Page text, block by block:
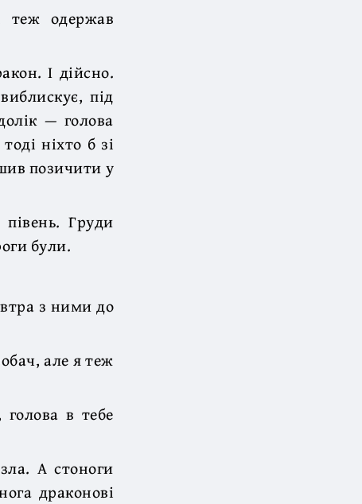
теж одержав
І дійсно.
під
— голова
ніхто б зі
позичити у
Груди
були.
з ними до
але я теж
в тебе
А стоноги
драконові